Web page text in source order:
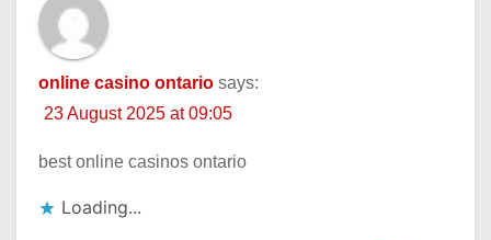
online casino ontario says:
23 August 2025 at 09:05
best online casinos ontario
Loading...